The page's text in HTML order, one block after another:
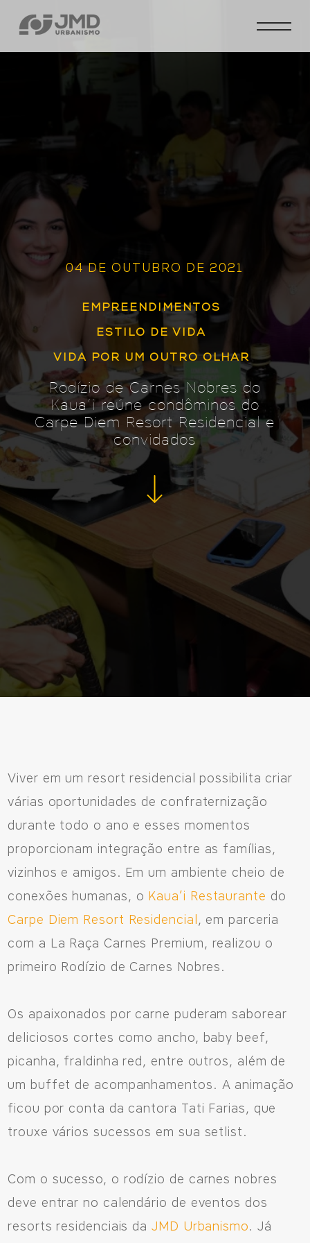
Fale Conosco
CNPJ: 04.536.786/0001-17
Sinop/MT - 78.555-453
Fale pelo WhastApp
556692085083
04 DE OUTUBRO DE 2021
EMPREENDIMENTOS
ESTILO DE VIDA
VIDA POR UM OUTRO OLHAR
Rodízio de Carnes Nobres do
Kaua’i reúne condôminos do
Carpe Diem Resort Residencial e
convidados
Viver em um resort residencial possibilita criar
várias oportunidades de confraternização
durante todo o ano e esses momentos
proporcionam integração entre as famílias,
vizinhos e amigos. Em um ambiente cheio de
conexões humanas, o Kaua’i Restaurante do
Carpe Diem Resort Residencial , em parceria
com a La Raça Carnes Premium, realizou o
primeiro Rodízio de Carnes Nobres.
Os apaixonados por carne puderam saborear
deliciosos cortes como ancho, baby beef,
picanha, fraldinha red, entre outros, além de
um buffet de acompanhamentos. A animação
ficou por conta da cantora Tati Farias, que
trouxe vários sucessos em sua setlist.
Com o sucesso, o rodízio de carnes nobres
deve entrar no calendário de eventos dos
resorts residenciais daJMD Urbanismo. Já